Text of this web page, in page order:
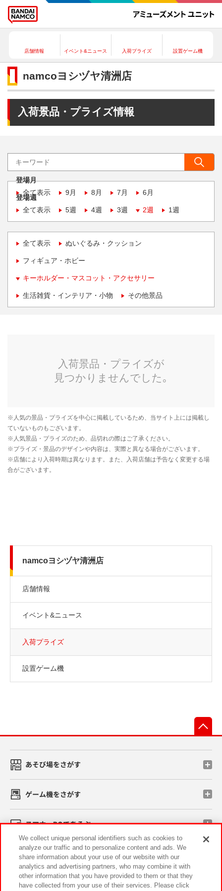
店舗情報 イベント&ニュース 入荷プライズ 設置ゲーム機
namcoヨシヅヤ清洲店
入荷景品・プライズ情報
登場月
全て表示
9月 8月 7月 6月
登場週
全て表示
5週 4週 3週 2週 1週
全て表示 ぬいぐるみ・クッション
フィギュア・ホビー
キーホルダー・マスコット・アクセサリー
生活雑貨・インテリア・小物 その他景品
namcoヨシヅヤ清洲店
店舗情報
イベント&ニュース
入荷プライズ
設置ゲーム機
あそび場をさがす
ゲーム機をさがす
スマホ・PCであそぶ
イベント・キャンペーン
We collect unique personal identifiers such as cookies to
analyze our traffic and to personalize content and ads. We
share information about your use of our website with our
analytics and advertising partners, who may combine it with
other information that you have provided to them or that they
have collected from your use of their services. Please click